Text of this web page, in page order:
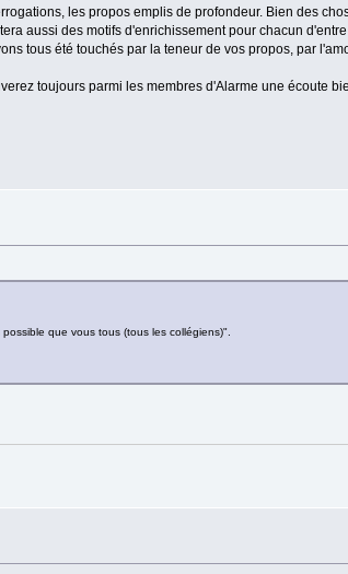
les propos emplis de profondeur. Bien des
aussi des motifs d'enrichissement pour chacun d'entre
tous été touchés par la teneur de vos propos, par
toujours parmi les membres d'Alarme une écoute
que vous tous (tous les collégiens)".